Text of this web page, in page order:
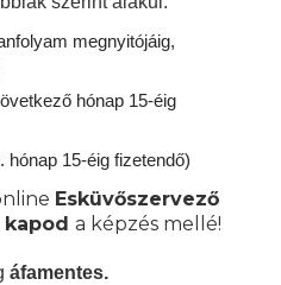
megnyitójáig,
hónap 15-éig
hónap 15-éig fizetendő)
Esküvőszervező
a képzés mellé!
áfamentes.